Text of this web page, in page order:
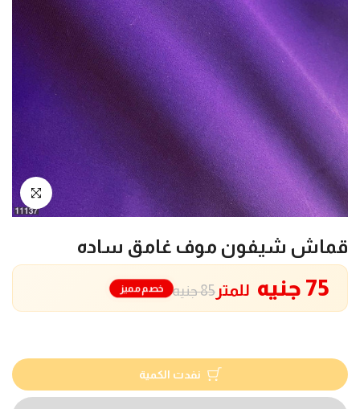
انقر للتكبير
قماش شيفون موف غامق ساده
85 جنيه 75 جنيه للمتر خصم مميز
نفدت الكمية